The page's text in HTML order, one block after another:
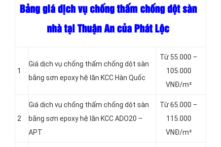
Bảng giá dịch vụ chống thấm chống dột sàn
nhà tại Thuận An của Phát Lộc
1
Giá dịch vụ chống thấm chống dột sàn
bằng sơn epoxy hệ lăn KCC Hàn Quốc
Từ 55.000 –
105.000
VNĐ/m²
2
Giá dịch vụ chống thấm chống dột sàn
bằng sơn epoxy hệ lăn KCC ADO20 –
APT
Từ 65.000 –
115.000
VNĐ/m²